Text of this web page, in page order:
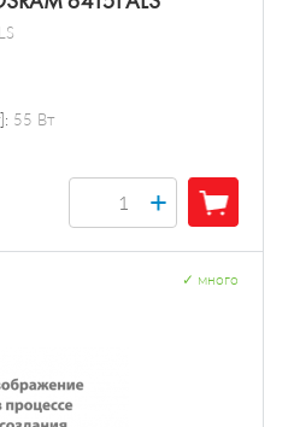
55 Вт
+
много